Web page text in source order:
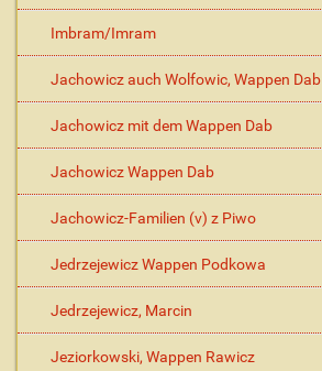
Imbram/Imram
Jachowicz auch Wolfowic, Wappen Dab
Jachowicz mit dem Wappen Dab
Jachowicz Wappen Dab
Jachowicz-Familien (v) z Piwo
Jedrzejewicz Wappen Podkowa
Jedrzejewicz, Marcin
Jeziorkowski, Wappen Rawicz